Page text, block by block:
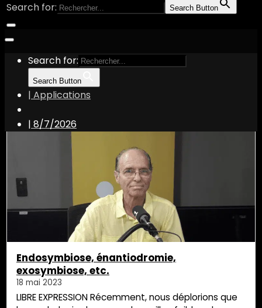
Search for: Search Button
Search for:
Search Button
| Applications
| 8/7/2026
Endosymbiose, énantiodromie,
exosymbiose, etc.
18 mai 2023
LIBRE EXPRESSION Récemment, nous déplorions que